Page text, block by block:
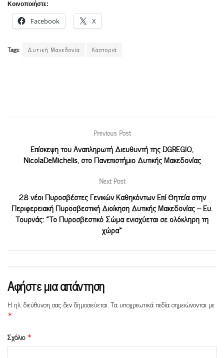
Κοινοποιήστε:
Facebook X
Tags: Δυτική Μακεδονία Καστοριά
Previous Post
Επίσκεψη του Αναπληρωτή Διευθυντή της DGREGIO,
NicolaDeMichelis, στο Πανεπιστήμιο Δυτικής Μακεδονίας
Next Post
28 νέοι Πυροσβέστες Γενικών Καθηκόντων Επί Θητεία στην
Περιφερειακή Πυροσβεστική Διοίκηση Δυτικής Μακεδονίας – Ευ.
Τουρνάς: «Το Πυροσβεστικό Σώμα ενισχύεται σε ολόκληρη τη
χώρα»
Αφήστε μια απάντηση
Η ηλ. διεύθυνση σας δεν δημοσιεύεται.Τα υποχρεωτικά πεδία σημειώνονται με
*
Σχόλιο *